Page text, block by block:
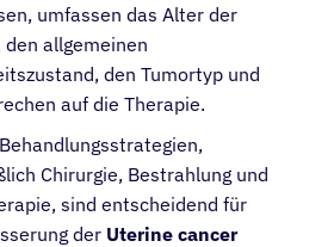
umfassen das Alter der
allgemeinen
den Tumortyp und
auf die Therapie.
Chirurgie, Bestrahlung und
sind entscheidend für
der Uterine cancer